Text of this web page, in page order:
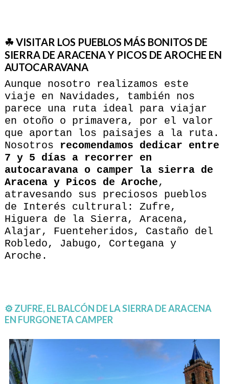
☘ VISITAR LOS PUEBLOS MÁS BONITOS DE
SIERRA DE ARACENA Y PICOS DE AROCHE EN
AUTOCARAVANA
Aunque nosotro realizamos este
viaje en Navidades, también nos
parece una ruta ideal para viajar
en otoño o primavera, por el valor
que aportan los paisajes a la ruta.
Nosotros recomendamos dedicar entre
7 y 5 días a recorrer en
autocaravana o camper la sierra de
Aracena y Picos de Aroche,
atravesando sus preciosos pueblos
de Interés cultrural: Zufre,
Higuera de la Sierra, Aracena,
Alajar, Fuenteheridos, Castaño del
Robledo, Jabugo, Cortegana y
Aroche.
⚙ ZUFRE, EL BALCÓN DE LA SIERRA DE ARACENA
EN FURGONETA CAMPER